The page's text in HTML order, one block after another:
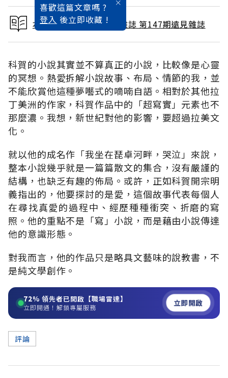
喜歡這篇文章嗎 ?
登入 後立即收藏 !
本文出自 1998 / 9月號雜誌 第147期遠見雜誌
科賀的小說其實並不算真正的小說，比較像是心靈
的冥想。熱愛拆解小說故事、布局、情節的我，並
不能欣賞他這種夢囈式的嘀喃自語。相對於其他拉
丁美洲的作家，科賀作品中的「超寫實」元素也不
那麼濃。我想，新世紀對他的影響，要超過拉美文
化。
就以他的成名作「我坐在琵卓河畔，哭泣」來說，
整本小說幾乎就是一篇篇散文的集合，沒有嚴謹的
結構，也缺乏有趣的佈局。或許，正如科賀開宗明
義指出的，他要探討的是愛，這個故事代表每個人
在尋找真愛的過程中、經歷種種衝突、折磨的寫
照。他的重點不是「寫」小說，而是藉由小說傳達
他的意識形態。
對我而言，他的作品只是略具文藝味的說教書，不
是純文學創作。
72% 領先者已開啟【職場雷達】
立即開通！解鎖專屬服務 立即開啟
評論